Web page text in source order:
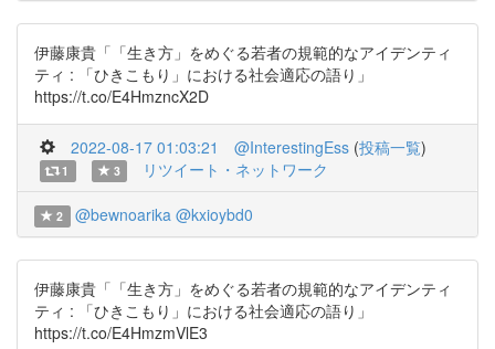
伊藤康貴「「生き方」をめぐる若者の規範的なアイデンティ
ティ : 「ひきこもり」における社会適応の語り」
https://t.co/E4HmzncX2D
2022-08-17 01:03:21 @InterestingEss (投稿一覧)
1 3 リツイート・ネットワーク
2 @bewnoarika @kxioybd0
伊藤康貴「「生き方」をめぐる若者の規範的なアイデンティ
ティ : 「ひきこもり」における社会適応の語り」
https://t.co/E4HmzmVlE3